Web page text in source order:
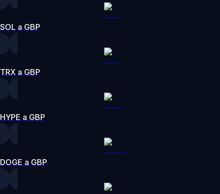
SOL a GBP
TRX a GBP
HYPE a GBP
DOGE a GBP